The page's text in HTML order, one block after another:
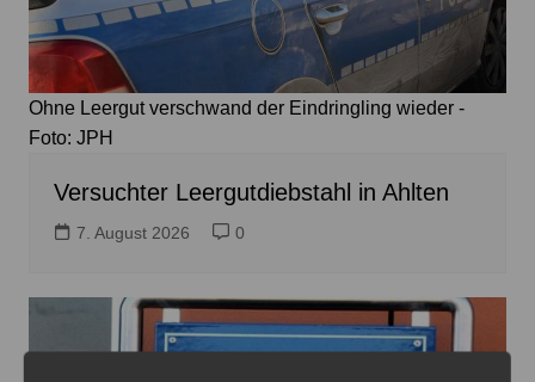
Ohne Leergut verschwand der Eindringling wieder -
Foto: JPH
Versuchter Leergutdiebstahl in Ahlten
7. August 2026 0